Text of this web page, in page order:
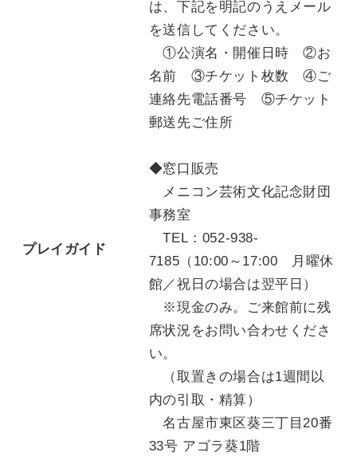
プレイガイド
は、下記を明記のうえメール
を送信してください。
①公演名・開催日時 ②お
名前 ③チケット枚数 ④ご
連絡先電話番号 ⑤チケット
郵送先ご住所
◆窓口販売
メニコン芸術文化記念財団
事務室
TEL：052-938-
7185（10:00～17:00 月曜休
館／祝日の場合は翌平日）
※現金のみ。ご来館前に残
席状況をお問い合わせくださ
い。
（取置きの場合は1週間以
内の引取・精算）
名古屋市東区葵三丁目20番
33号 アゴラ葵1階